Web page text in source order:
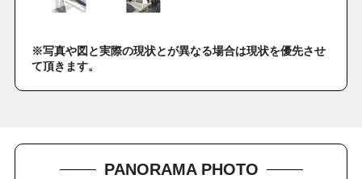
※写真や図と実際の現状とが異なる場合は現状を優先させ
て頂きます。
PANORAMA PHOTO